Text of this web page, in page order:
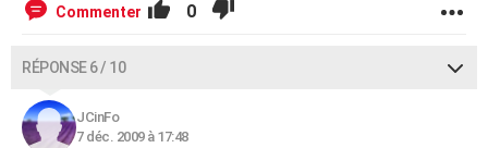
Commenter 0
RÉPONSE 6 / 10
JCinFo
7 déc. 2009 à 17:48